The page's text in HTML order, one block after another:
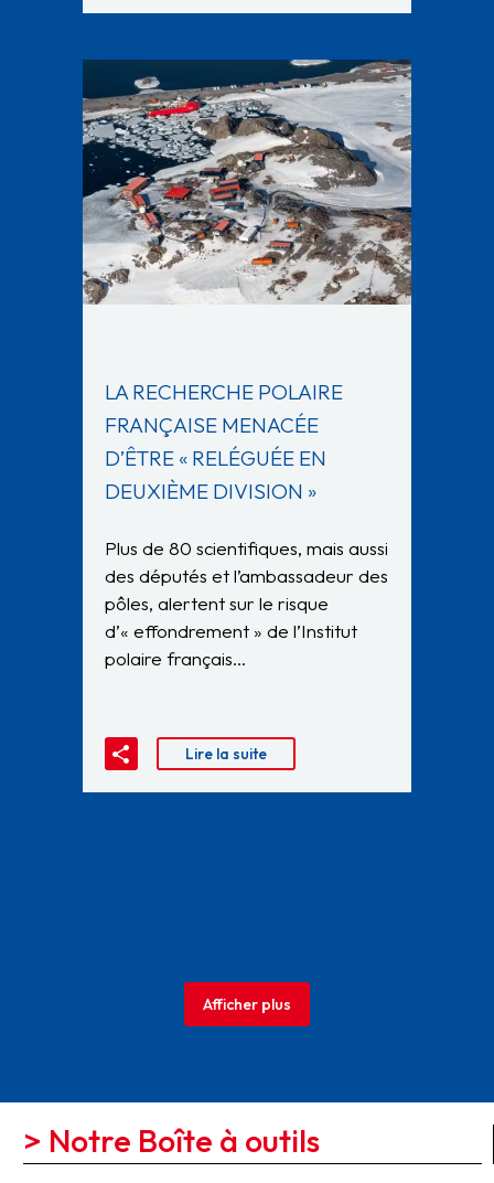
LA RECHERCHE POLAIRE
FRANÇAISE MENACÉE
D’ÊTRE « RELÉGUÉE EN
DEUXIÈME DIVISION »
Plus de 80 scientifiques, mais aussi
des députés et l’ambassadeur des
pôles, alertent sur le risque
d’« effondrement » de l’Institut
polaire français…
Lire la suite
Afficher plus
> Notre Boîte à outils